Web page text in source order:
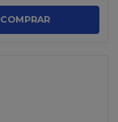
COMPRAR